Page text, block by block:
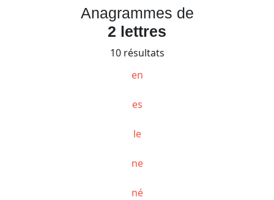
Anagrammes de
2 lettres
10 résultats
en
es
le
ne
né